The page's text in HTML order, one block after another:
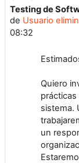
Testing de
de Usuario
08:32
Número de
Quiero
sistema.
un